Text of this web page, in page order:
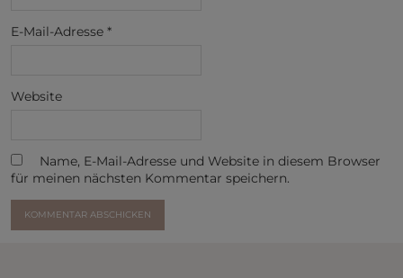
E-Mail-Adresse *
Website
Name, E-Mail-Adresse und Website in diesem Browser
für meinen nächsten Kommentar speichern.